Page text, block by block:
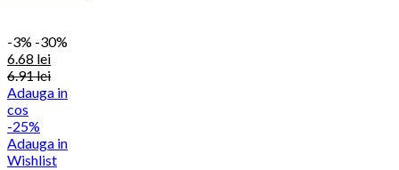
-3% -30%
6.68 lei
6.91lei
Adauga in
cos
-25%
Adauga in
Wishlist